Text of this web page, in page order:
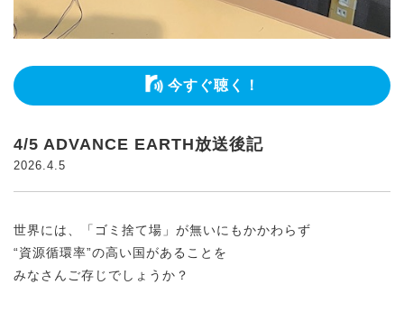
今すぐ聴く！
4/5 ADVANCE EARTH放送後記
2026.4.5
世界には、「ゴミ捨て場」が無いにもかかわらず
“資源循環率”の高い国があることを
みなさんご存じでしょうか？